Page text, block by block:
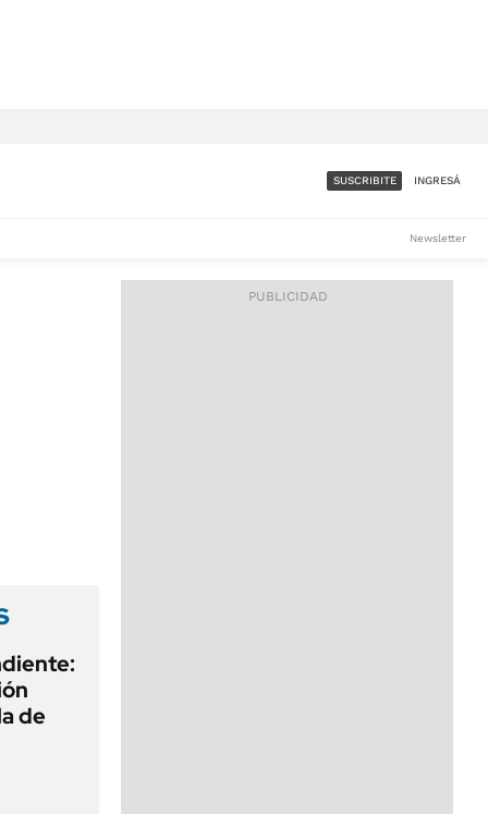
ACCESO FULL - $1.800/MES
SUSCRIBITE INGRESÁ
Newsletter
de